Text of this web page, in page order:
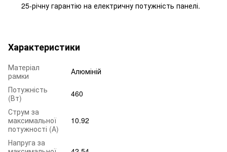
25-річну гарантію на електричну потужність панелі.
Характеристики
Матеріал
рамки
Алюміній
Потужність
(Вт)
460
Струм за
максимальної
потужності (А)
10.92
Напруга за